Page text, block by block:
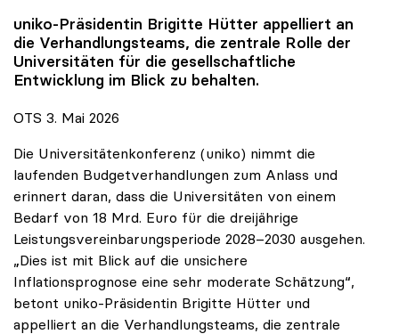
uniko-Präsidentin Brigitte Hütter appelliert an
die Verhandlungsteams, die zentrale Rolle der
Universitäten für die gesellschaftliche
Entwicklung im Blick zu behalten.
OTS 3. Mai 2026
Die Universitätenkonferenz (uniko) nimmt die
laufenden Budgetverhandlungen zum Anlass und
erinnert daran, dass die Universitäten von einem
Bedarf von 18 Mrd. Euro für die dreijährige
Leistungsvereinbarungsperiode 2028–2030 ausgehen.
„Dies ist mit Blick auf die unsichere
Inflationsprognose eine sehr moderate Schätzung“,
betont uniko-Präsidentin Brigitte Hütter und
appelliert an die Verhandlungsteams, die zentrale